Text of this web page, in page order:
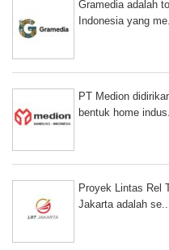
Gramedia adalah
Indonesia yang
PT Medion
bentuk home
Proyek Lintas Rel
Jakarta adalah